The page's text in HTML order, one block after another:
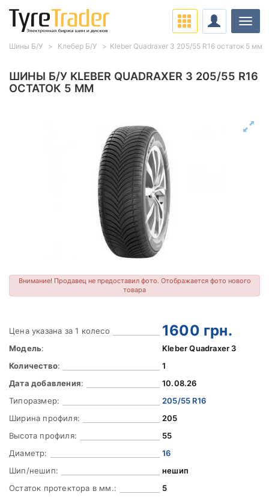
ШИНЫ Б/У KLEBER QUADRAXER 3 205/55 R16
ОСТАТОК 5 ММ
Внимание! Продавец не предоставил фото. Отображается фото нового
товара
Цена указана за 1 колесо 1600 грн.
Модель:
Kleber Quadraxer 3
Количество:
1
Дата добавления:
10.08.26
Типоразмер:
205/55 R16
Ширина профиля:
205
Высота профиля:
55
Диаметр:
16
Шип/нешип:
нешип
Остаток протектора в мм.:
5
Шины Б/У Клебер Б/У Kleber Quadraxer 3 205/55 R16 остаток 5 мм